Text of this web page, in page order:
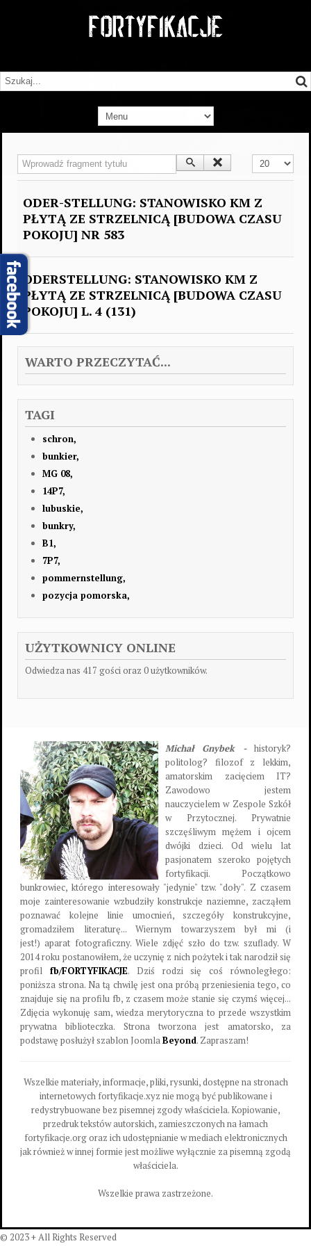
Wprowadź fragment tytułu Pokaż #
ODER-STELLUNG: STANOWISKO KM Z
PŁYTĄ ZE STRZELNICĄ [BUDOWA CZASU
POKOJU] NR 583
ODERSTELLUNG: STANOWISKO KM Z
PŁYTĄ ZE STRZELNICĄ [BUDOWA CZASU
POKOJU] L. 4 (131)
WARTO PRZECZYTAĆ...
TAGI
schron,
bunkier,
MG 08,
14P7,
lubuskie,
bunkry,
B1,
7P7,
pommernstellung,
pozycja pomorska,
UŻYTKOWNICY ONLINE
Odwiedza nas 417 gości oraz 0 użytkowników.
Michał Gnybek - historyk?
politolog? filozof z lekkim,
amatorskim zacięciem IT?
Zawodowo jestem
nauczycielem w Zespole Szkół
w Przytocznej. Prywatnie
szczęśliwym mężem i ojcem
dwójki dzieci. Od wielu lat
pasjonatem szeroko pojętych
fortyfikacji. Początkowo
bunkrowiec, którego interesowały "jedynie" tzw. "doły". Z czasem
moje zainteresowanie wzbudziły konstrukcje naziemne, zacząłem
poznawać kolejne linie umocnień, szczegóły konstrukcyjne,
gromadziłem literaturę... Wiernym towarzyszem był mi (i
jest!) aparat fotograficzny. Wiele zdjęć szło do tzw. szuflady. W
2014 roku postanowiłem, że uczynię z nich pożytek i tak narodził się
profil fb/FORTYFIKACJE. Dziś rodzi się coś równoległego:
poniższa strona. Na tą chwilę jest ona próbą przeniesienia tego, co
znajduje się na profilu fb, z czasem może stanie się czymś więcej...
Zdjęcia wykonuję sam, wiedza merytoryczna to przede wszystkim
prywatna biblioteczka. Strona tworzona jest amatorsko, za
podstawę posłużył szablon JoomlaBeyond. Zapraszam!
Wszelkie materiały, informacje, pliki, rysunki, dostępne na stronach
internetowych fortyfikacje.xyz nie mogą być publikowane i
redystrybuowane bez pisemnej zgody właściciela. Kopiowanie,
przedruk tekstów autorskich, zamieszczonych na łamach
fortyfikacje.org oraz ich udostępnianie w mediach elektronicznych
jak również w innej formie jest możliwe wyłącznie za pisemną zgodą
właściciela.
Wszelkie prawa zastrzeżone.
© 2023 + All Rights Reserved